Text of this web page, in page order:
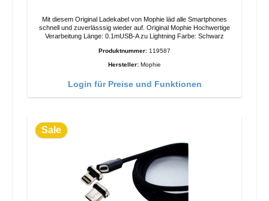
Mit diesem Original Ladekabel von Mophie läd alle Smartphones
schnell und zuverlässsig wieder auf. Original Mophie Hochwertige
Verarbeitung Länge: 0.1mUSB-A zu Lightning Farbe: Schwarz
Produktnummer: 119587
Hersteller: Mophie
Login für Preise und Funktionen
Sale